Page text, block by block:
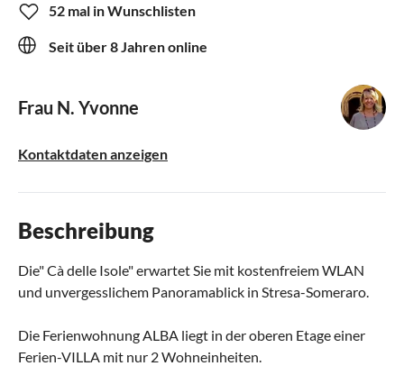
52 mal in Wunschlisten
Seit über 8 Jahren online
Frau N. Yvonne
Kontaktdaten anzeigen
Beschreibung
Die" Cà delle Isole" erwartet Sie mit kostenfreiem WLAN
und unvergesslichem Panoramablick in Stresa-Someraro.
Die Ferienwohnung ALBA liegt in der oberen Etage einer
Ferien-VILLA mit nur 2 Wohneinheiten.